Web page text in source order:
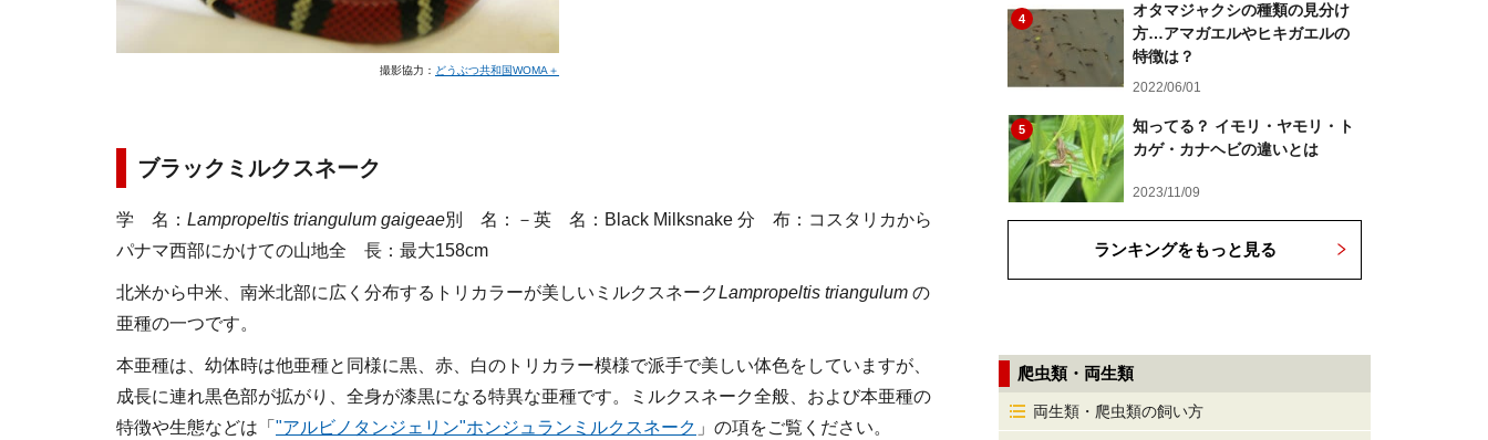
撮影協力： どうぶつ共和国WOMA＋
ブラックミルクスネーク
学 名 ： Lampropeltis triangulum gaigeae別 名 ：－ 英 名 ：Black Milksnake 分 布 ：コスタリカから
パナマ西部にかけての山地全 長 ：最大158cm
北米から中米、南米北部に広く分布するトリカラーが美しいミルクスネークLampropeltis triangulum の
亜種の一つです。
本亜種は、幼体時は他亜種と同様に黒、赤、白のトリカラー模様で派手で美しい体色をしていますが、
成長に連れ黒色部が拡がり、全身が漆黒になる特異な亜種です。ミルクスネーク全般、および本亜種の
特徴や生態などは「 "アルビノタンジェリン"ホンジュランミルクスネーク 」の項をご覧ください。
4
オタマジャクシの種類の見分け
方…アマガエルやヒキガエルの
特徴は？
2022/06/01
5
知ってる？ イモリ・ヤモリ・ト
カゲ・カナヘビの違いとは
2023/11/09
ランキングをもっと見る
爬虫類・両生類
両生類・爬虫類の飼い方